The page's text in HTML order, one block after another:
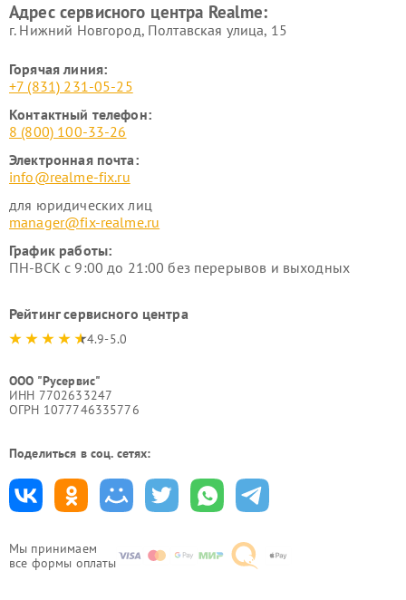
Мы принимаем
все формы оплаты
Адрес сервисного центра Realme:
г. Нижний Новгород, Полтавская улица, 15
Горячая линия:
+7 (831) 231-05-25
Контактный телефон:
8 (800) 100-33-26
Электронная почта:
info@realme-fix.ru
для юридических лиц
manager@fix-realme.ru
График работы:
ПН-ВСК с 9:00 до 21:00 без перерывов и выходных
Рейтинг сервисного центра
4.9-5.0
ООО "Русервис"
ИНН 7702633247
ОГРН 1077746335776
Поделиться в соц. сетях: